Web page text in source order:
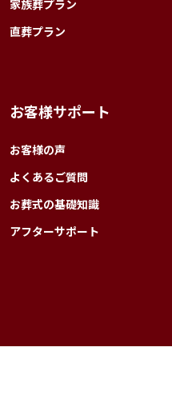
家族葬プラン
直葬プラン
お客様サポート
お客様の声
よくあるご質問
お葬式の基礎知識
アフターサポート